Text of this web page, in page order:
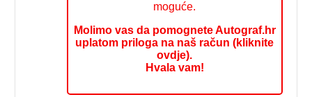
moguće.
Molimo vas da pomognete Autograf.hr
uplatom priloga na naš račun (kliknite
ovdje).
Hvala vam!